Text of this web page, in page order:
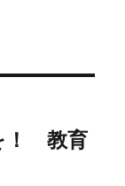
！ 教育